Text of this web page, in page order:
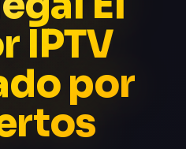
IPTV
por